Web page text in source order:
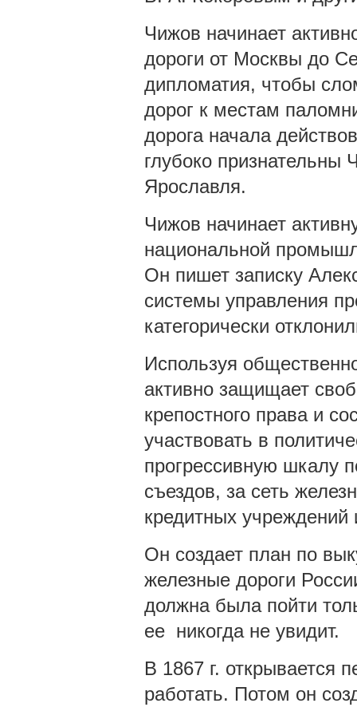
Чижов начинает
дороги от Москвы до
дипломатия, чтобы
дорог к местам
дорога начала
глубоко признательны
Ярославля.
Чижов начинает
национальной
Он пишет записку
системы управления
категорически
Используя
активно защищает
крепостного права и
участвовать в
прогрессивную шкалу
съездов, за сеть
кредитных
Он создает план по
железные дороги
должна была пойти
ее никогда не увидит.
В 1867 г. открывается
работать. Потом он